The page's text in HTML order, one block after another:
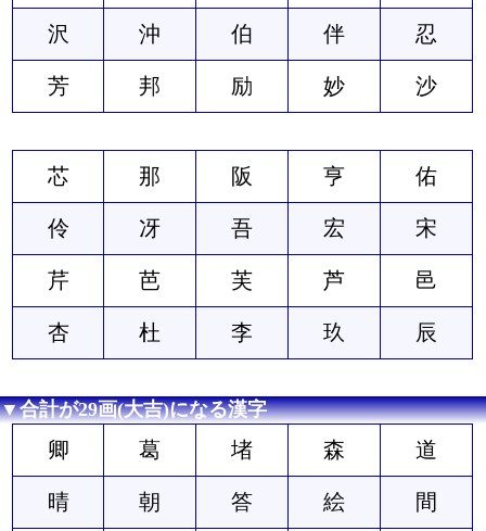
沢 沖 伯 伴 忍
芳 邦 励 妙 沙
芯 那 阪 亨 佑
伶 冴 吾 宏 宋
芹 芭 芙 芦 邑
杏 杜 李 玖 辰
▼合計が29画(大吉)になる漢字
卿 葛 堵 森 道
晴 朝 答 絵 間